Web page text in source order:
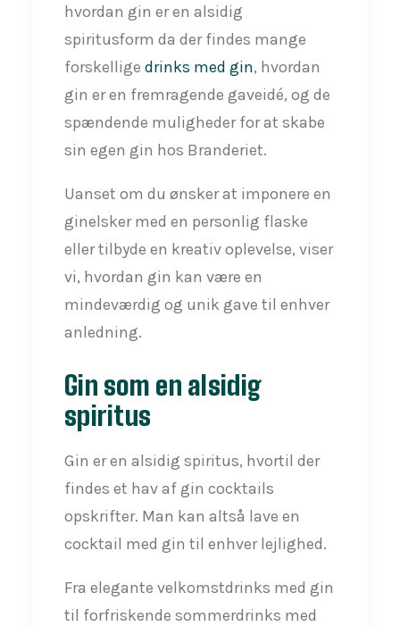
hvordan gin er en alsidig
spiritusform da der findes mange
forskellige drinks med gin, hvordan
gin er en fremragende gaveidé, og de
spændende muligheder for at skabe
sin egen gin hos Branderiet.
Uanset om du ønsker at imponere en
ginelsker med en personlig flaske
eller tilbyde en kreativ oplevelse, viser
vi, hvordan gin kan være en
mindeværdig og unik gave til enhver
anledning.
Gin som en alsidig
spiritus
Gin er en alsidig spiritus, hvortil der
findes et hav af gin cocktails
opskrifter. Man kan altså lave en
cocktail med gin til enhver lejlighed.
Fra elegante velkomstdrinks med gin
til forfriskende sommerdrinks med